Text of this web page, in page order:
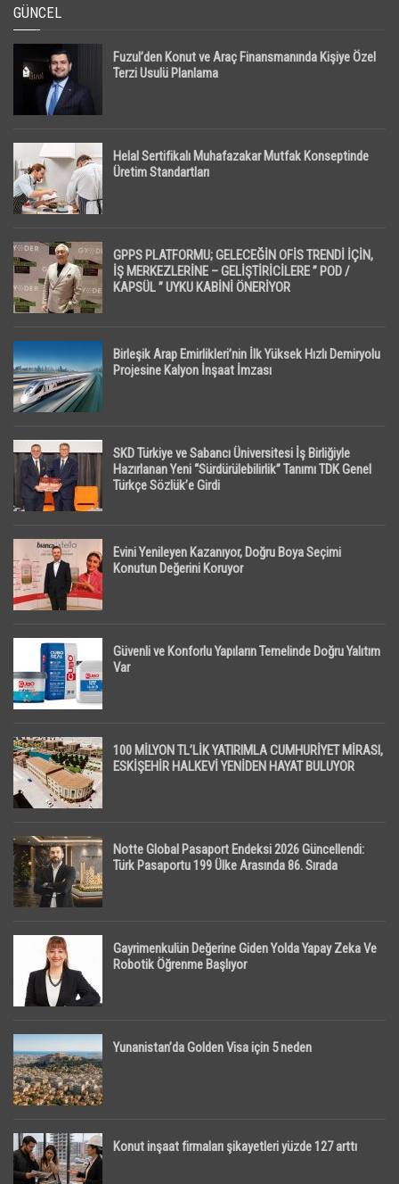
GÜNCEL
Fuzul’den Konut ve Araç Finansmanında Kişiye Özel
Terzi Usulü Planlama
Helal Sertifikalı Muhafazakar Mutfak Konseptinde
Üretim Standartları
GPPS PLATFORMU; GELECEĞİN OFİS TRENDİ İÇİN,
İŞ MERKEZLERİNE – GELİŞTİRİCİLERE ” POD /
KAPSÜL ” UYKU KABİNİ ÖNERİYOR
Birleşik Arap Emirlikleri’nin İlk Yüksek Hızlı Demiryolu
Projesine Kalyon İnşaat İmzası
SKD Türkiye ve Sabancı Üniversitesi İş Birliğiyle
Hazırlanan Yeni “Sürdürülebilirlik” Tanımı TDK Genel
Türkçe Sözlük’e Girdi
Evini Yenileyen Kazanıyor, Doğru Boya Seçimi
Konutun Değerini Koruyor
Güvenli ve Konforlu Yapıların Temelinde Doğru Yalıtım
Var
100 MİLYON TL’LİK YATIRIMLA CUMHURİYET MİRASI,
ESKİŞEHİR HALKEVİ YENİDEN HAYAT BULUYOR
Notte Global Pasaport Endeksi 2026 Güncellendi:
Türk Pasaportu 199 Ülke Arasında 86. Sırada
Gayrimenkulün Değerine Giden Yolda Yapay Zeka Ve
Robotik Öğrenme Başlıyor
Yunanistan’da Golden Visa için 5 neden
Konut inşaat firmaları şikayetleri yüzde 127 arttı